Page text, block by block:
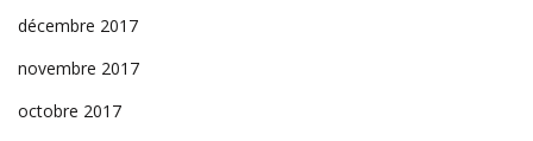
décembre 2017
novembre 2017
octobre 2017